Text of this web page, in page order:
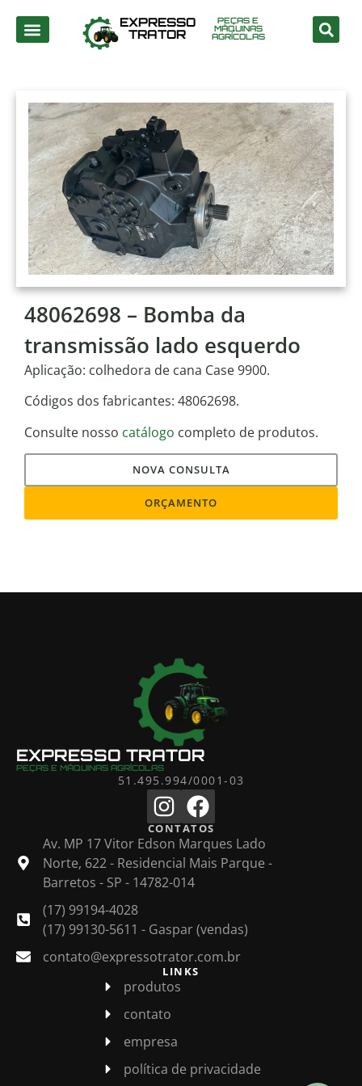
EXPRESSO
TRATOR
PEÇAS E
MÁQUINAS
AGRÍCOLAS
48062698 – Bomba da
transmissão lado esquerdo
Aplicação: colhedora de cana Case 9900.
Códigos dos fabricantes: 48062698.
Consulte nosso catálogo completo de produtos.
NOVA CONSULTA
ORÇAMENTO
EXPRESSO TRATOR
PEÇAS E MÁQUINAS AGRÍCOLAS
51.495.994/0001-03
CONTATOS
Av. MP 17 Vitor Edson Marques Lado
Norte, 622 - Residencial Mais Parque -
Barretos - SP - 14782-014
(17) 99194-4028
(17) 99130-5611 - Gaspar (vendas)
contato@expressotrator.com.br
LINKS
produtos
contato
empresa
política de privacidade